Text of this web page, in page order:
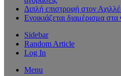
Διπλή επιστροφή στον
Ενοικιάζεται διαμέρισμα
Sidebar
Random Article
Log In
Menu